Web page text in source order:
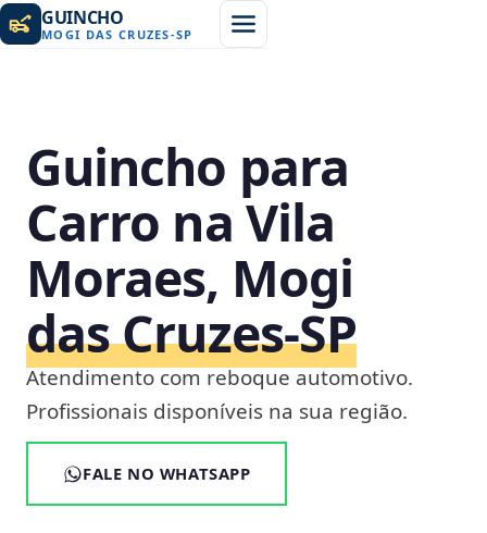
GUINCHO
MOGI DAS CRUZES-SP
Guincho para
Carro na Vila
Moraes, Mogi
das Cruzes‑SP
Atendimento com reboque automotivo.
Profissionais disponíveis na sua região.
FALE NO WHATSAPP